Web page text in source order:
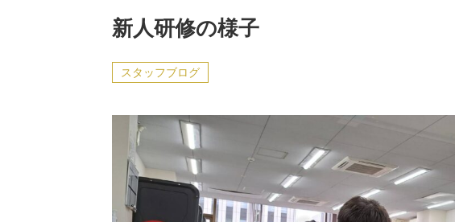
新人研修の様子
スタッフブログ